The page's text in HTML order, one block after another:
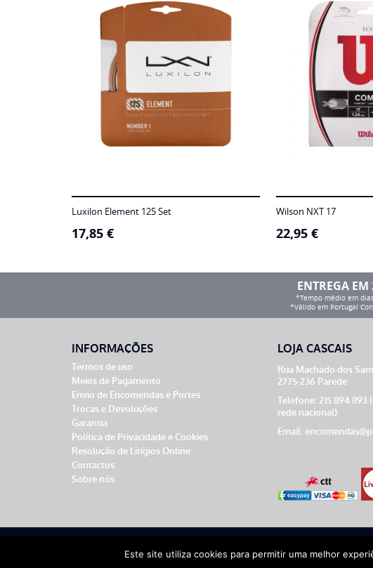
Luxilon Element 125 Set
17,85 €
Wilson NXT 17
22,95 €
ENTREGA EM
*Tempo médio em
*Válido em Portugal
INFORMAÇÕES
Termos de uso
Meios de Pagamento
Envio de Encomendas e Portes
Trocas e Devoluções
Garantia
Política de Privacidade e Cookies
Resolução de Litígios Online
Contactos
Sobre nós
LOJA CASCAIS
Rua Machado dos
2775-236 Parede
Telefone: 215 894 893
rede nacional)
Email:
Este site utiliza cookies para permitir uma melhor